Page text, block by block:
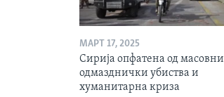
МАРТ 17, 2025
Сирија опфатена од масовни
одмазднички убиства и
хуманитарна криза